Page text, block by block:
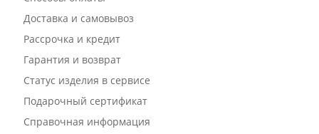
Доставка и самовывоз
Рассрочка и кредит
Гарантия и возврат
Статус изделия в сервисе
Подарочный сертификат
Справочная информация